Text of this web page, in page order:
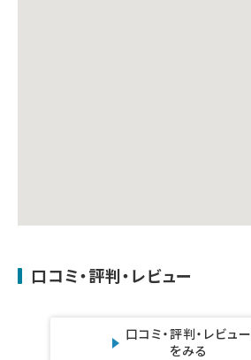
口コミ・評判・レビュー
口コミ・評判・レビュー
をみる